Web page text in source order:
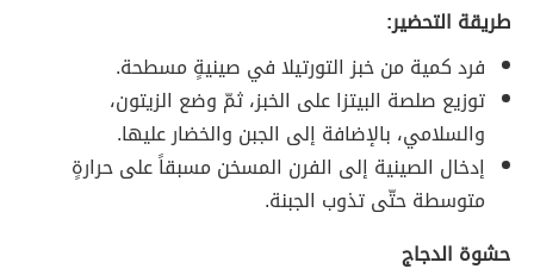
طريقة التحضير:
فرد كمية من خبز التورتيلا في صينيةٍ مسطحة.
توزيع صلصة البيتزا على الخبز، ثمّ وضع الزيتون،
والسلامي، بالإضافة إلى الجبن والخضار عليها.
إدخال الصينية إلى الفرن المسخن مسبقاً على حرارةٍ
متوسطة حتّى تذوب الجبنة.
حشوة الدجاج